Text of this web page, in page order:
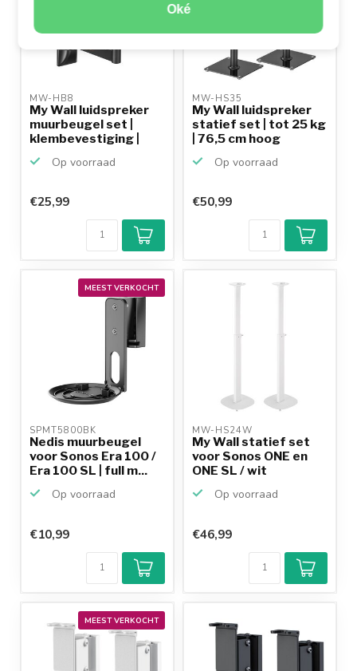
Oké
MW-HB8
My Wall luidspreker
muurbeugel set |
klembevestiging |
Op voorraad
€25,99
MW-HS35
My Wall luidspreker
statief set | tot 25 kg
| 76,5 cm hoog
Op voorraad
€50,99
MEEST VERKOCHT
SPMT5800BK
Nedis muurbeugel
voor Sonos Era 100 /
Era 100 SL | full m...
Op voorraad
€10,99
MW-HS24W
My Wall statief set
voor Sonos ONE en
ONE SL / wit
Op voorraad
€46,99
MEEST VERKOCHT